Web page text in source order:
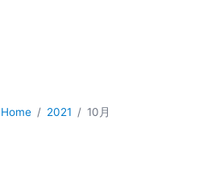
Home 2021 10月